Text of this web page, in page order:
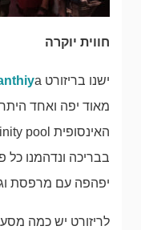
חווית יוקרה
ישנו בריזורט
מאוד יפה ואחד
בבריכה ונדהמנו
יפהפה עם מרפסת
לריזורט יש כמה